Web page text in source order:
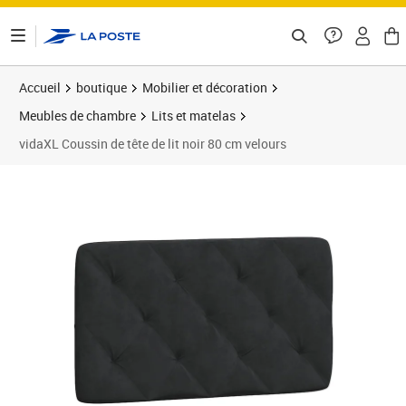
Accueil boutique
Mobilier et décoration
Meubles de chambre
Lits et matelas
vidaXL Coussin de tête de lit noir 80 cm velours